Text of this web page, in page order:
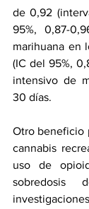
de 0,92
95%, 0,87-
marihuana en
(IC del 95%,
intensivo de
30 días.
Otro beneficio
cannabis
uso de
sobredosis